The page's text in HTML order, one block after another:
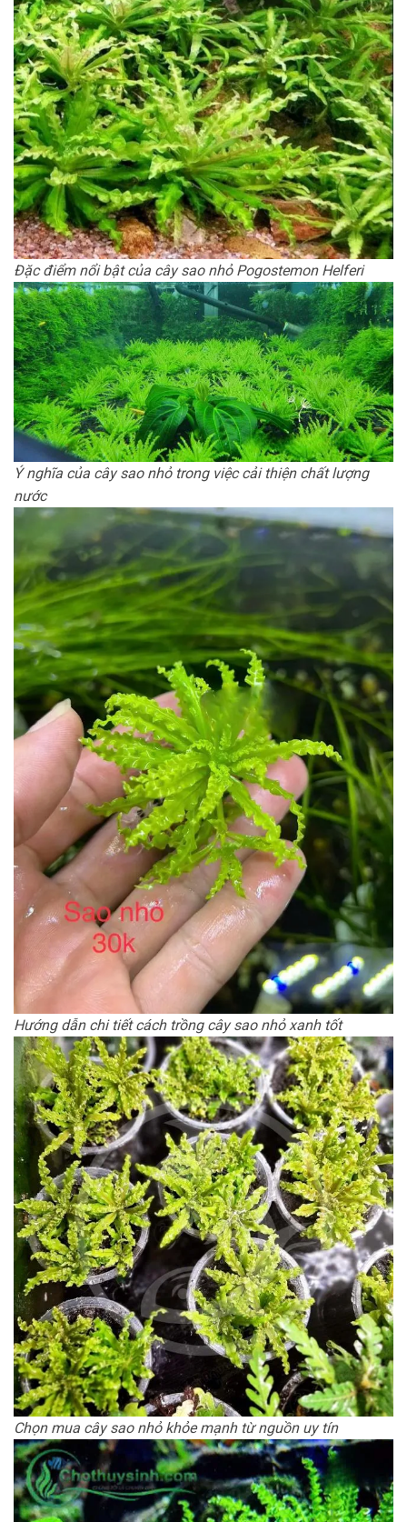
Đặc điểm nổi bật của cây sao nhỏ Pogostemon Helferi
Ý nghĩa của cây sao nhỏ trong việc cải thiện chất lượng
nước
Hướng dẫn chi tiết cách trồng cây sao nhỏ xanh tốt
Chọn mua cây sao nhỏ khỏe mạnh từ nguồn uy tín